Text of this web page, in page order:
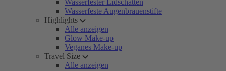
Wasserfester Lidschatten
Wasserfeste Augenbrauenstifte
Highlights
Alle anzeigen
Glow Make-up
Veganes Make-up
Travel Size
Alle anzeigen